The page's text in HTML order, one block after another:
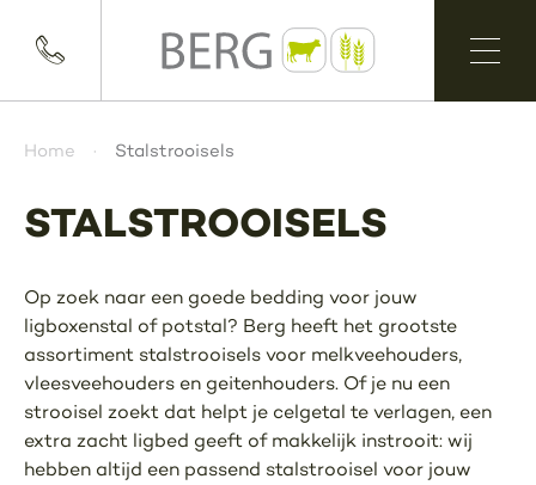
Home Stalstrooisels
STALSTROOISELS
Op zoek naar een goede bedding voor jouw
ligboxenstal of potstal? Berg heeft het grootste
assortiment stalstrooisels voor melkveehouders,
vleesveehouders en geitenhouders. Of je nu een
strooisel zoekt dat helpt je celgetal te verlagen, een
extra zacht ligbed geeft of makkelijk instrooit: wij
hebben altijd een passend stalstrooisel voor jouw